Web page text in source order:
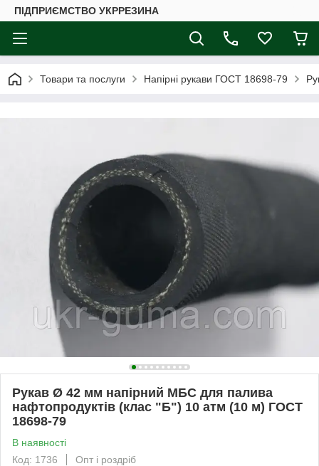
ПІДПРИЄМСТВО УКРРЕЗИНА
Товари та послуги Напірні рукави ГОСТ 18698-79
Рукав Ø 42 мм напірний МБС для палива
нафтопродуктів (клас "Б") 10 атм (10 м) ГОСТ
18698-79
В наявності
Код: 1736
Опт і роздріб